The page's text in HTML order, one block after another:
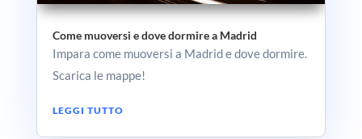
Come muoversi e dove dormire a Madrid
Impara come muoversi a Madrid e dove dormire.
Scarica le mappe!
LEGGI TUTTO